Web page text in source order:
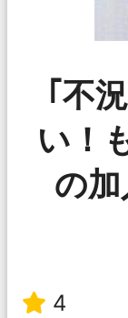
｢不
い！
の
4